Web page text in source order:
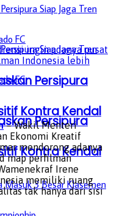
Persipura
Kontra Kendal
Persipura
Kontra Kendal
ingin adanya pusat
Indonesia lebih
– Wakil Menteri
Ekonomi Kreatif
mendorong adanya
map perfilman
Irene
memiliki ruang
tak hanya dari sisi